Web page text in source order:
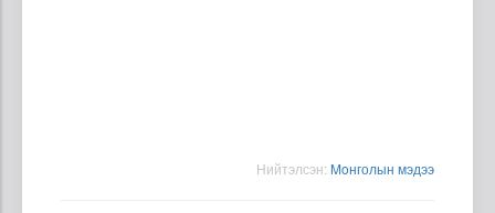
Нийтэлсэн: Moнголын мэдээ